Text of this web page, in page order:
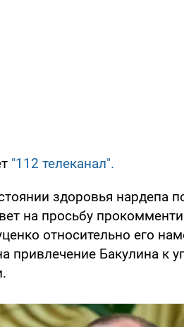
"112 телеканал".
здоровья нардепа
на просьбу
относительно его
привлечение Бакулина к